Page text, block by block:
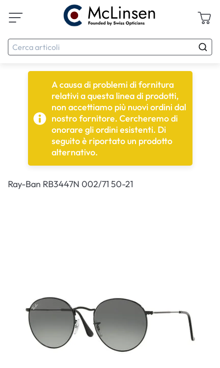
A causa di problemi di fornitura
relativi a questa linea di prodotti,
non accettiamo più nuovi ordini dal
nostro fornitore. Cercheremo di
onorare gli ordini esistenti. Di
seguito è riportato un prodotto
alternativo.
Ray-Ban RB3447N 002/71 50-21